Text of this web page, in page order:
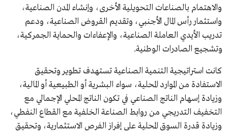
والاهتمام بالصناعات التحويلية الأخرى، وإنشاء المدن الصناعية،
واستثمار رأس المال الأجنبي، وتقديم القروض الصناعية، ودعم
تدريب الأيدي العاملة الصناعية، والإعفاءات والحماية الجمركية،
وتشجيع الصادرات الوطنية.
كانت استراتيجية التنمية الصناعية تستهدف تطوير وتحقيق
الاستفادة من الموارد المحلية، سواء البشرية أو الطبيعية أو المالية،
وزيادة إسهام الناتج الصناعي في تكون الناتج المحلي الإجمالي مع
التخفيف التدريجي من روابط الصناعة الخلفية مع القطاع النفطي،
وزيادة قدرة السوق المحلية على إفراز الفرص الاستثمارية، وتحقيق